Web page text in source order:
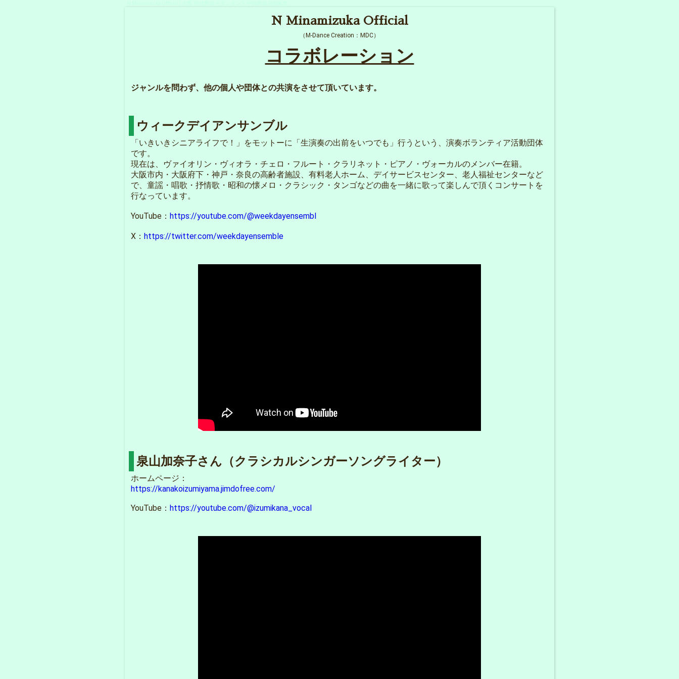
N Minamizuka Official
（M-Dance Creation：MDC）
コラボレーション
ジャンルを問わず、他の個人や団体との共演をさせて頂いています。
ウィークデイアンサンブル
「いきいきシニアライフで！」をモットーに「生演奏の出前をいつでも」行うという、演奏ボランティア活動団体
です。
現在は、ヴァイオリン・ヴィオラ・チェロ・フルート・クラリネット・ピアノ・ヴォーカルのメンバー在籍。
大阪市内・大阪府下・神戸・奈良の高齢者施設、有料老人ホーム、デイサービスセンター、老人福祉センターなど
で、童謡・唱歌・抒情歌・昭和の懐メロ・クラシック・タンゴなどの曲を一緒に歌って楽しんで頂くコンサートを
行なっています。
YouTube： https://youtube.com/@weekdayensembl
X： https://twitter.com/weekdayensemble
泉山加奈子さん（クラシカルシンガーソングライター）
ホームページ：
https://kanakoizumiyama.jimdofree.com/
YouTube： https://youtube.com/@izumikana_vocal